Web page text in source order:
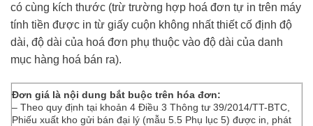
có cùng kích thước (trừ trường hợp hoá đơn tự in trên máy
tính tiền được in từ giấy cuộn không nhất thiết cố định độ
dài, độ dài của hoá đơn phụ thuộc vào độ dài của danh
mục hàng hoá bán ra).
Đơn giá là nội dung bắt buộc trên hóa đơn:
– Theo quy định tại khoản 4 Điều 3 Thông tư 39/2014/TT-BTC,
Phiếu xuất kho gửi bán đại lý (mẫu 5.5 Phụ lục 5) được in, phát